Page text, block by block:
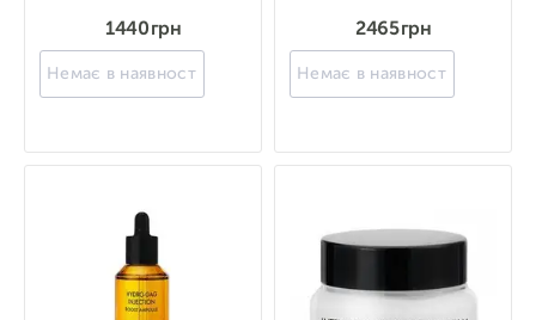
1440 грн
Немає в наявності
2465 грн
Немає в наявності